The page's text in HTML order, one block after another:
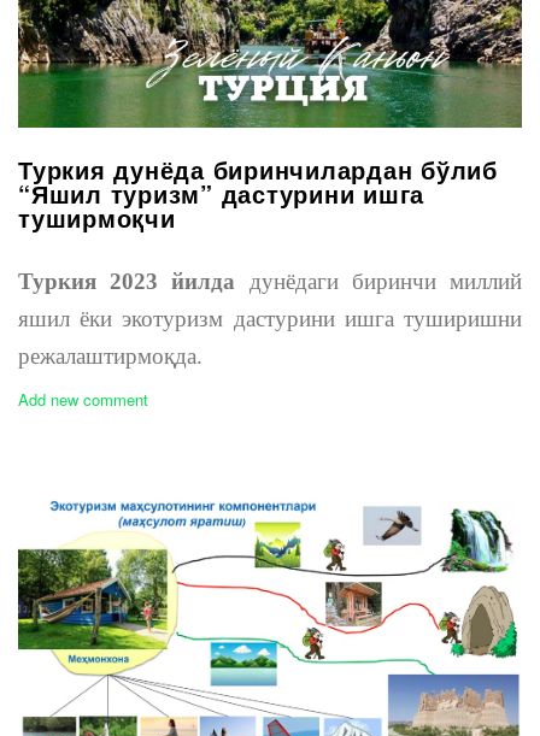
Туркия дунёда биринчилардан бўлиб
“Яшил туризм” дастурини ишга
туширмоқчи
Туркия 2023 йилда дунёдаги биринчи миллий
яшил ёки экотуризм дастурини ишга туширишни
режалаштирмоқда.
Add new comment